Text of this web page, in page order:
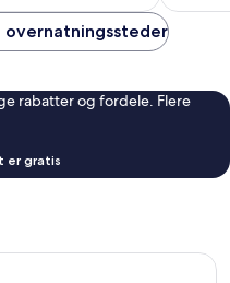
overnatningssteder
rabatter og fordele. Flere
er gratis